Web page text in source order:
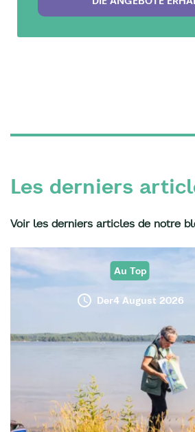
Les derniers
Voir les derniers articles de notre
Au Top
Der4 August 2026